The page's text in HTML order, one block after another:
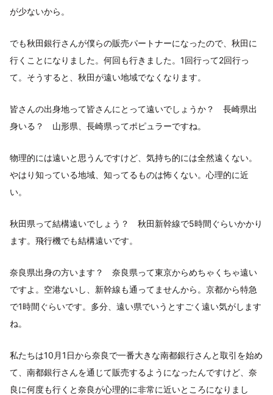
が少ないから。
でも秋田銀行さんが僕らの販売パートナーになったので、秋田に
行くことになりました。何回も行きました。1回行って2回行っ
て。そうすると、秋田が遠い地域でなくなります。
皆さんの出身地って皆さんにとって遠いでしょうか？ 長崎県出
身いる？ 山形県、長崎県ってポピュラーですね。
物理的には遠いと思うんですけど、気持ち的には全然遠くない。
やはり知っている地域、知ってるものは怖くない。心理的に近
い。
秋田県って結構遠いでしょう？ 秋田新幹線で5時間ぐらいかかり
ます。飛行機でも結構遠いです。
奈良県出身の方います？ 奈良県って東京からめちゃくちゃ遠い
ですよ。空港ないし、新幹線も通ってませんから。京都から特急
で1時間ぐらいです。多分、遠い県でいうとすごく遠い気がします
ね。
私たちは10月1日から奈良で一番大きな南都銀行さんと取引を始め
て、南都銀行さんを通じて販売するようになったんですけど、奈
良に何度も行くと奈良が心理的に非常に近いところになりまし